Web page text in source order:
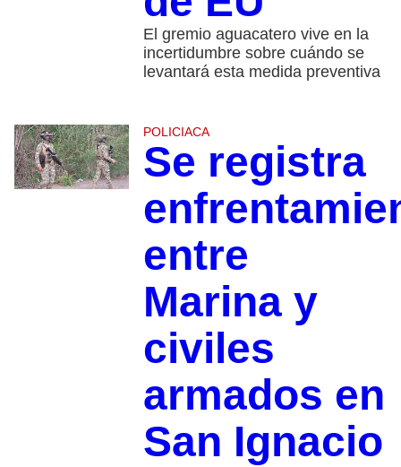
El gremio aguacatero vive en la
incertidumbre sobre cuándo se
levantará esta medida preventiva
POLICIACA
Se registra
entre
Marina y
civiles
armados en
San Ignacio